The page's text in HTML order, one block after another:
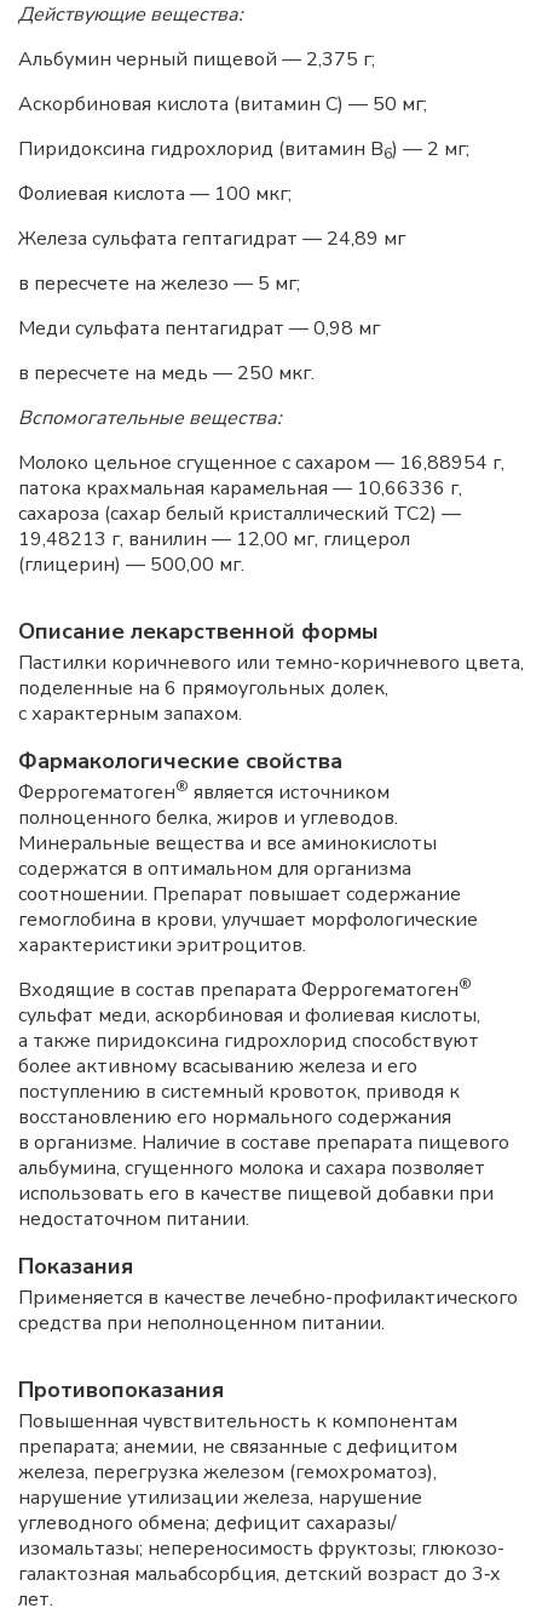
Действующие вещества:
Альбумин черный пищевой — 2,375 г;
Аскорбиновая кислота (витамин C) — 50 мг;
Пиридоксина гидрохлорид (витамин B6) — 2 мг;
Фолиевая кислота — 100 мкг;
Железа сульфата гептагидрат — 24,89 мг
в пересчете на железо — 5 мг;
Меди сульфата пентагидрат — 0,98 мг
в пересчете на медь — 250 мкг.
Вспомогательные вещества:
Молоко цельное сгущенное с сахаром — 16,88954 г,
патока крахмальная карамельная — 10,66336 г,
сахароза (сахар белый кристаллический TC2) —
19,48213 г, ванилин — 12,00 мг, глицерол
(глицерин) — 500,00 мг.
Описание лекарственной формы
Пастилки коричневого или темно-коричневого цвета,
поделенные на 6 прямоугольных долек,
с характерным запахом.
Фармакологические свойства
Феррогематоген® является источником
полноценного белка, жиров и углеводов.
Минеральные вещества и все аминокислоты
содержатся в оптимальном для организма
соотношении. Препарат повышает содержание
гемоглобина в крови, улучшает морфологические
характеристики эритроцитов.
Входящие в состав препарата Феррогематоген®
сульфат меди, аскорбиновая и фолиевая кислоты,
а также пиридоксина гидрохлорид способствуют
более активному всасыванию железа и его
поступлению в системный кровоток, приводя к
восстановлению его нормального содержания
в организме. Наличие в составе препарата пищевого
альбумина, сгущенного молока и сахара позволяет
использовать его в качестве пищевой добавки при
недостаточном питании.
Показания
Применяется в качестве лечебно-профилактического
средства при неполноценном питании.
Противопоказания
Повышенная чувствительность к компонентам
препарата; анемии, не связанные сдефицитом
железа, перегрузка железом (гемохроматоз),
нарушение утилизации железа, нарушение
углеводного обмена; дефицит сахаразы/
изомальтазы; непереносимость фруктозы; глюкозо-
галактозная мальабсорбция, детский возраст до 3‑х
лет.